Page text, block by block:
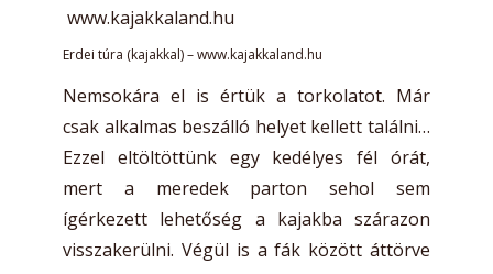
Erdei túra (kajakkal) – www.kajakkaland.hu
Nemsokára el is értük a torkolatot. Már
csak alkalmas beszálló helyet kellett találni…
Ezzel eltöltöttünk egy kedélyes fél órát,
mert a meredek parton sehol sem
ígérkezett lehetőség a kajakba szárazon
visszakerülni. Végül is a fák között áttörve